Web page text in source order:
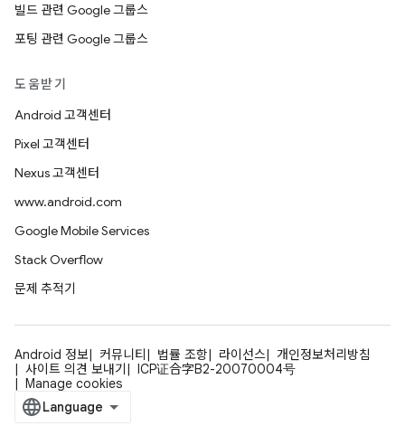
빌드 관련 Google 그룹스
포팅 관련 Google 그룹스
도움받기
Android 고객센터
Pixel 고객센터
Nexus 고객센터
www.android.com
Google Mobile Services
Stack Overflow
문제 추적기
Android 정보 커뮤니티 법률 조항 라이선스
개인정보처리방침
사이트 의견 보내기
ICP证合字B2-20070004号
Manage cookies